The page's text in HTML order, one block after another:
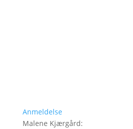
Anmeldelse
Malene Kjærgård: